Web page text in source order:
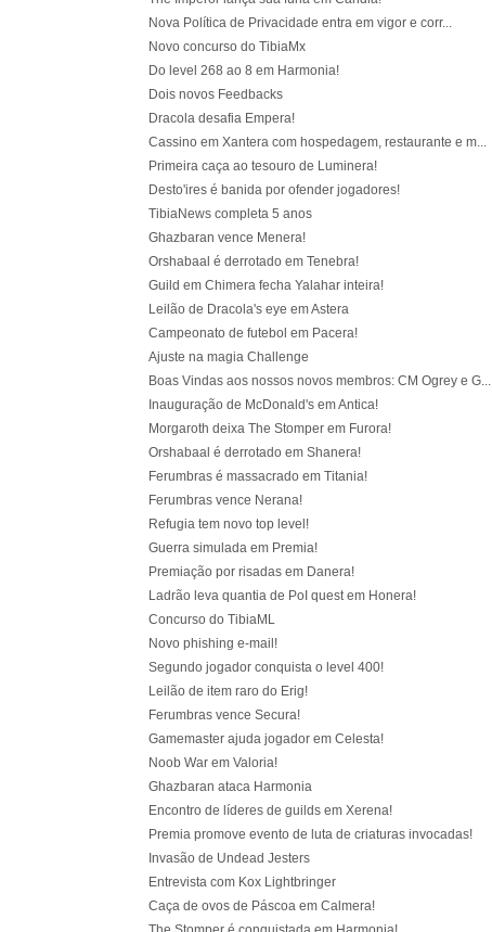
Nova Política de Privacidade entra em vigor e corr...
Novo concurso do TibiaMx
Do level 268 ao 8 em Harmonia!
Dois novos Feedbacks
Dracola desafia Empera!
Cassino em Xantera com hospedagem, restaurante e m...
Primeira caça ao tesouro de Luminera!
Desto'ires é banida por ofender jogadores!
TibiaNews completa 5 anos
Ghazbaran vence Menera!
Orshabaal é derrotado em Tenebra!
Guild em Chimera fecha Yalahar inteira!
Leilão de Dracola's eye em Astera
Campeonato de futebol em Pacera!
Ajuste na magia Challenge
Boas Vindas aos nossos novos membros: CM Ogrey e G...
Inauguração de McDonald's em Antica!
Morgaroth deixa The Stomper em Furora!
Orshabaal é derrotado em Shanera!
Ferumbras é massacrado em Titania!
Ferumbras vence Nerana!
Refugia tem novo top level!
Guerra simulada em Premia!
Premiação por risadas em Danera!
Ladrão leva quantia de PoI quest em Honera!
Concurso do TibiaML
Novo phishing e-mail!
Segundo jogador conquista o level 400!
Leilão de item raro do Erig!
Ferumbras vence Secura!
Gamemaster ajuda jogador em Celesta!
Noob War em Valoria!
Ghazbaran ataca Harmonia
Encontro de líderes de guilds em Xerena!
Premia promove evento de luta de criaturas invocadas!
Invasão de Undead Jesters
Entrevista com Kox Lightbringer
Caça de ovos de Páscoa em Calmera!